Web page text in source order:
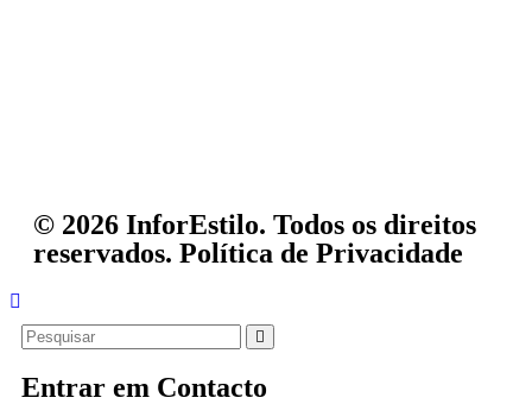
© 2026 InforEstilo. Todos os direitos
reservados. Política de Privacidade
Entrar em Contacto